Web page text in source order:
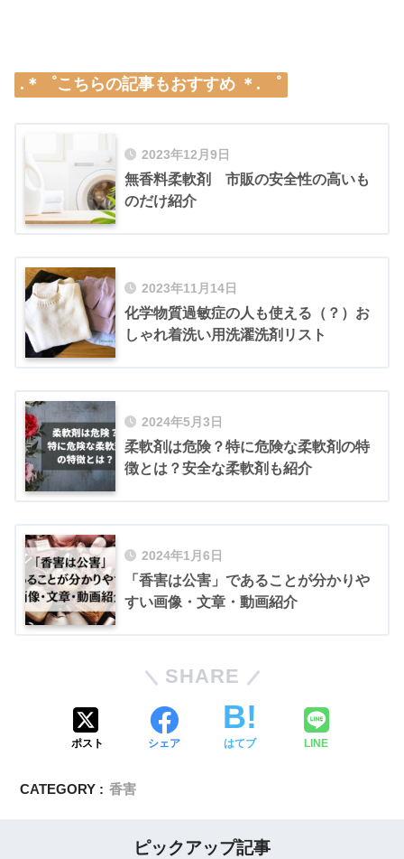
.＊゜こちらの記事もおすすめ ＊. ゜
2023年12月9日
無香料柔軟剤 市販の安全性の高いも
のだけ紹介
2023年11月14日
化学物質過敏症の人も使える（？）お
しゃれ着洗い用洗濯洗剤リスト
2024年5月3日
柔軟剤は危険？特に危険な柔軟剤の特
徴とは？安全な柔軟剤も紹介
2024年1月6日
「香害は公害」であることが分かりや
すい画像・文章・動画紹介
SHARE
ポスト シェア はてブ LINE
CATEGORY : 香害
ピックアップ記事